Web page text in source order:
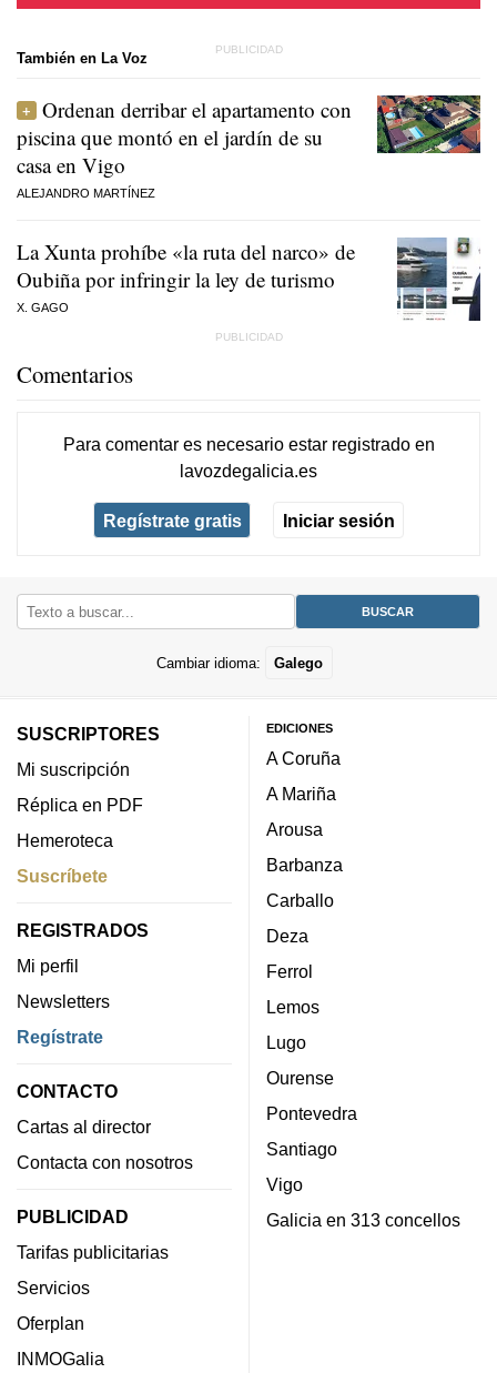
También en La Voz
Ordenan derribar el apartamento con
piscina que montó en el jardín de su
casa en Vigo
ALEJANDRO MARTÍNEZ
La Xunta prohíbe «la ruta del narco» de
Oubiña por infringir la ley de turismo
X. GAGO
Comentarios
Para comentar es necesario estar registradoen
lavozdegalicia.es
Regístrate gratis Iniciar sesión
Cambiar idioma: Galego
SUSCRIPTORES
Mi suscripción
Réplica en PDF
Hemeroteca
Suscríbete
REGISTRADOS
Mi perfil
Newsletters
Regístrate
CONTACTO
Cartas al director
Contacta con nosotros
PUBLICIDAD
Tarifas publicitarias
Servicios
Oferplan
INMOGalia
EDICIONES
A Coruña
A Mariña
Arousa
Barbanza
Carballo
Deza
Ferrol
Lemos
Lugo
Ourense
Pontevedra
Santiago
Vigo
Galicia en 313 concellos